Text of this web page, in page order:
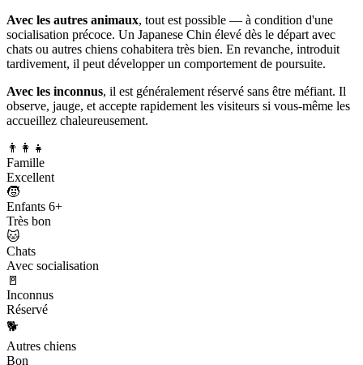
Avec les autres animaux, tout est possible — à condition d'une
socialisation précoce. Un Japanese Chin élevé dès le départ avec
chats ou autres chiens cohabitera très bien. En revanche, introduit
tardivement, il peut développer un comportement de poursuite.
Avec les inconnus, il est généralement réservé sans être méfiant. Il
observe, jauge, et accepte rapidement les visiteurs si vous-même les
accueillez chaleureusement.
👨‍👩‍👧
Famille
Excellent
🧒
Enfants 6+
Très bon
🐱
Chats
Avec socialisation
🚪
Inconnus
Réservé
🐕
Autres chiens
Bon